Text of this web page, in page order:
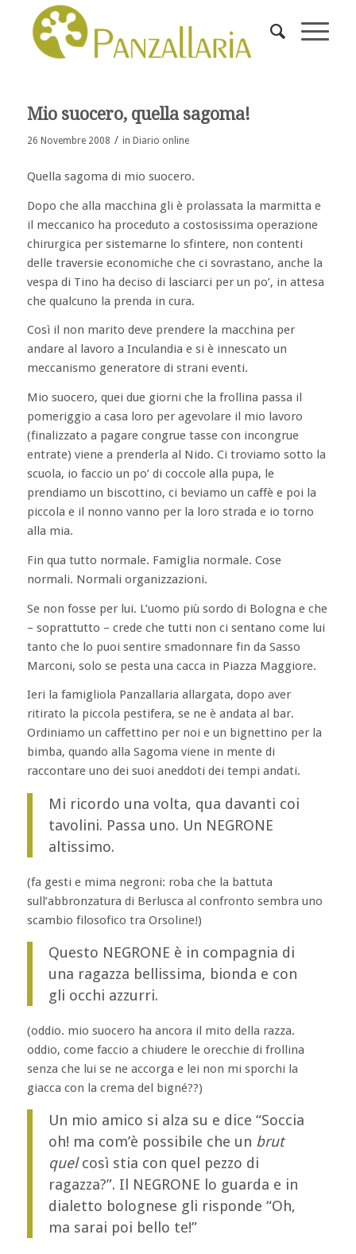
Mio suocero, quella sagoma!
26 Novembre 2008 / in Diario online
Quella sagoma di mio suocero.
Dopo che alla macchina gli è prolassata la marmitta e
il meccanico ha proceduto a costosissima operazione
chirurgica per sistemarne lo sfintere, non contenti
delle traversie economiche che ci sovrastano, anche la
vespa di Tino ha deciso di lasciarci per un po’, in attesa
che qualcuno la prenda in cura.
Così il non marito deve prendere la macchina per
andare al lavoro a Inculandia e si è innescato un
meccanismo generatore di strani eventi.
Mio suocero, quei due giorni che la frollina passa il
pomeriggio a casa loro per agevolare il mio lavoro
(finalizzato a pagare congrue tasse con incongrue
entrate) viene a prenderla al Nido. Ci troviamo sotto la
scuola, io faccio un po’ di coccole alla pupa, le
prendiamo un biscottino, ci beviamo un caffè e poi la
piccola e il nonno vanno per la loro strada e io torno
alla mia.
Fin qua tutto normale. Famiglia normale. Cose
normali. Normali organizzazioni.
Se non fosse per lui. L’uomo più sordo di Bologna e che
– soprattutto – crede che tutti non ci sentano come lui
tanto che lo puoi sentire smadonnare fin da Sasso
Marconi, solo se pesta una cacca in Piazza Maggiore.
Ieri la famigliola Panzallaria allargata, dopo aver
ritirato la piccola pestifera, se ne è andata al bar.
Ordiniamo un caffettino per noi e un bignettino per la
bimba, quando alla Sagoma viene in mente di
raccontare uno dei suoi aneddoti dei tempi andati.
Mi ricordo una volta, qua davanti coi
tavolini. Passa uno. Un NEGRONE
altissimo.
(fa gesti e mima negroni: roba che la battuta
sull’abbronzatura di Berlusca al confronto sembra uno
scambio filosofico tra Orsoline!)
Questo NEGRONE è in compagnia di
una ragazza bellissima, bionda e con
gli occhi azzurri.
(oddio. mio suocero ha ancora il mito della razza.
oddio, come faccio a chiudere le orecchie di frollina
senza che lui se ne accorga e lei non mi sporchi la
giacca con la crema del bigné??)
Un mio amico si alza su e dice “Soccia
oh! ma com’è possibile che un brut
quelcosì stia con quel pezzo di
ragazza?”. Il NEGRONE lo guarda e in
dialetto bolognese gli risponde “Oh,
ma sarai poi bello te!”